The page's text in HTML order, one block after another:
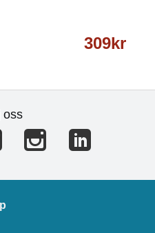
309kr
oss